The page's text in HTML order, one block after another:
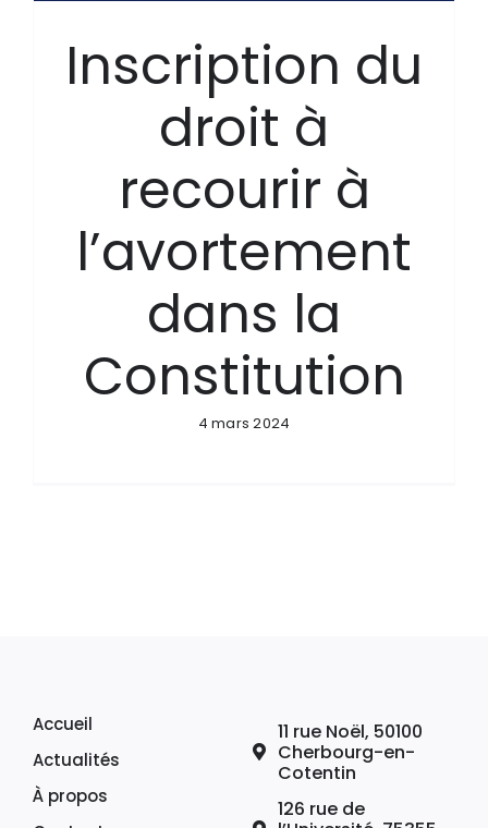
Inscription du
droit à
recourir à
l’avortement
dans la
Constitution
4 mars 2024
Accueil
Actualités
À propos
11 rue Noël, 50100
Cherbourg-en-
Cotentin
126 rue de